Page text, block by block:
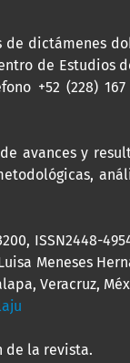
dictámenes
de Estudios
+52 (228)
avances y
ISSN2448-
Meneses
Veracruz,
de la revista.